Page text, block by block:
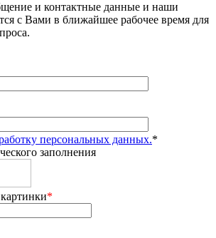
и контактные данные и наши
с Вами в ближайшее рабочее время для
персональных данных.*
заполнения
*